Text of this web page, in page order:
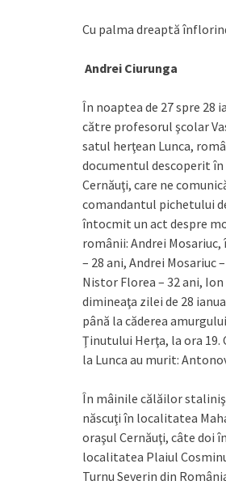
Cu palma dreaptă
Andrei
În noaptea de 27 spre 28
către profesorul şcolar
satul herţean Lunca,
documentul descoperit
Cernăuţi, care ne
comandantul pichetului
întocmit un act despre
românii: Andrei Mosariuc,
– 28 ani, Andrei Mosariuc
Nistor Florea – 32 ani,
dimineaţa zilei de 28
până la căderea
Ţinutului Herţa, la ora
la Lunca au murit:
În mâinile călăilor
născuţi în localitatea
oraşul Cernăuţi, câte doi
localitatea Plaiul
Turnu Severin din